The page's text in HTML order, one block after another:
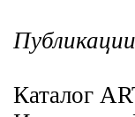
Каталог